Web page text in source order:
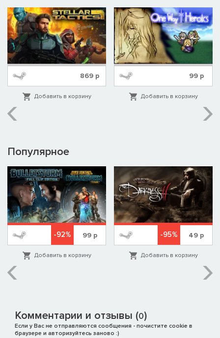
869 р
Добавить в корзину
99р
Добавить в корзину
Популярное
-92% 99р
Добавить в корзину
-95% 49 р
Добавить в корзину
Комментарии и отзывы (0)
Если у Вас не отправляются сообщения - почистите cookie в
браузере и авторизуйтесь заново :)